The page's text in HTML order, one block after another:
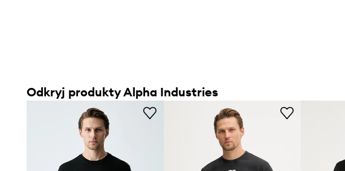
Odkryj produkty Alpha Industries